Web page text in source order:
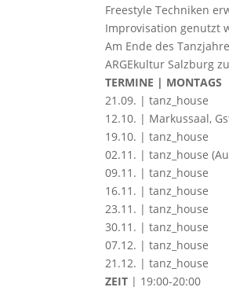
Freestyle Techniken
Improvisation genutzt
Am Ende des
ARGEkultur Salzburg
TERMINE | MONTAGS
21.09. | tanz_house
12.10. | Markussaal,
19.10. | tanz_house
02.11. | tanz_house
09.11. | tanz_house
16.11. | tanz_house
23.11. | tanz_house
30.11. | tanz_house
07.12. | tanz_house
21.12. | tanz_house
ZEIT | 19:00-20:00